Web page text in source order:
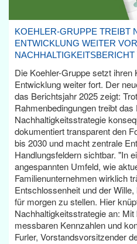
KOEHLER-GRUPPE TREIBT
ENTWICKLUNG WEITER
Die Koehler-Gruppe setzt ihren
Entwicklung weiter fort. Der
das Berichtsjahr 2025 zeigt:
Rahmenbedingungen treibt
Nachhaltigkeitsstrategie
dokumentiert transparent den
bis 2030 und macht zentrale
Handlungsfeldern sichtbar. "In
angespannten Umfeld, wie
Familienunternehmen wirklich
Entschlossenheit und der
für morgen zu stellen. Hier
Nachhaltigkeitsstrategie an:
messbaren Kennzahlen und
Furler, Vorstandsvorsitzender